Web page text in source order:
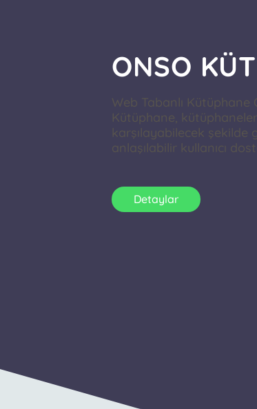
ONSO
Web Tabanlı
Kütüphane,
karşılayabilecek şekilde
anlaşılabilir kullanıcı
Detaylar